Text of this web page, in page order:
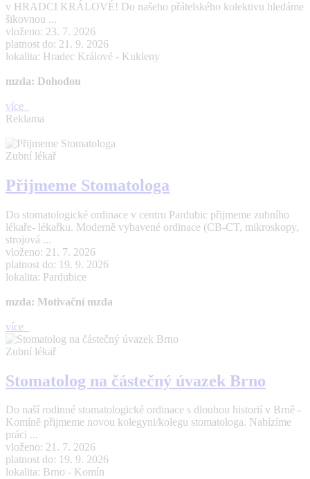
v HRADCI KRÁLOVÉ! Do našeho přátelského kolektivu hledáme
šikovnou ...
vloženo: 23. 7. 2026
platnost do: 21. 9. 2026
lokalita: Hradec Králové - Kukleny
mzda: Dohodou
více
Reklama
Zubní lékař
Přijmeme Stomatologa
Do stomatologické ordinace v centru Pardubic přijmeme zubního
lékaře- lékařku. Moderně vybavené ordinace (CB-CT, mikroskopy,
strojová ...
vloženo: 21. 7. 2026
platnost do: 19. 9. 2026
lokalita: Pardubice
mzda: Motivační mzda
více
Zubní lékař
Stomatolog na částečný úvazek Brno
Do naší rodinné stomatologické ordinace s dlouhou historií v Brně -
Komíně přijmeme novou kolegyni/kolegu stomatologa. Nabízíme
práci ...
vloženo: 21. 7. 2026
platnost do: 19. 9. 2026
lokalita: Brno - Komín